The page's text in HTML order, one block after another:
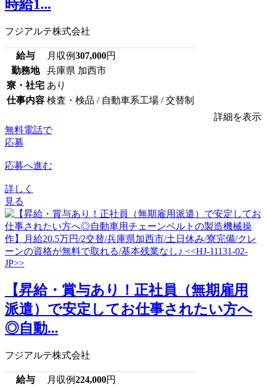
時給1...
フジアルテ株式会社
給与 月収例307,000円
勤務地
兵庫県 加西市
寮・社宅 あり
仕事内容 検査・検品 / 自動車系工場 / 交替制
詳細を表示
無料電話で
応募
応募へ進む
詳しく
見る
【昇給・賞与あり！正社員（無期雇用
派遣）で安定してお仕事されたい方へ
◎自動...
フジアルテ株式会社
給与 月収例224,000円